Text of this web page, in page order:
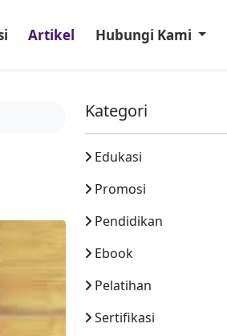
Artikel Hubungi Kami
Kategori
Edukasi
Promosi
Pendidikan
Ebook
Pelatihan
Sertifikasi